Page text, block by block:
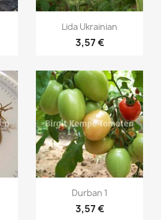
Vorschau
Lida Ukrainian
3,57 €
Vorschau
Durban 1
3,57 €